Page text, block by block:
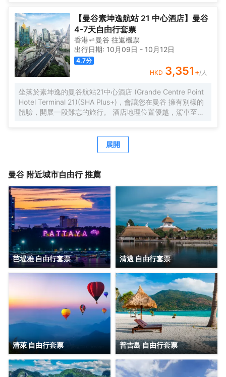
備好瓶裝水，以滿足您的飲水需求。倘若您在忙碌的一天後
想在自己的客房內放鬆，提供拖鞋和吹風機的客房浴室是不
錯的選擇。酒店設有咖啡廳，您可在這裏放鬆身心，享受貼
心的服務。旅客想要在自己的房間邊聽音樂邊享受美食，衹
需呼叫送餐服務。如果您覺得在入住飲食方面僅限於此，那
不妨去看看附近Nahm（東南亞菜）、Sorn（ศรณ์）（東南
亞菜）和Le Normandie by Alain Roux（西餐）絡繹不絕的
人流吧！黃咖喱藍螃蟹、布吉2度慢煮七彩龍蝦和香橙可麗餅
分別是每家為您精心推薦的美食。 酒店種類繁多的休閑設施
能為每一位下榻於此的您創造多元化的休閑空間，這其中包
括室外泳池和按摩室。酒店配備有會議廳，可供旅客使用。
【曼谷素坤逸航站 21 中心酒店】曼谷
4-7天自由行套票
香港 曼谷 往返機票
出行日期: 10月09日 - 10月12日
4.7分
HKD 3,351 +/人
坐落於素坤逸的曼谷航站21中心酒店 (Grande Centre Point
Hotel Terminal 21)(SHA Plus+)，會讓您在曼谷 擁有別樣的
體驗，開展一段難忘的旅行。 酒店地理位置優越，駕車至隆
Divana Spa距離酒店都不遠。酒店佔盡地理之宜，湯之森日
式温泉館、曼谷人造衝浪樂園和杰特寧醫院離此都很近。酒
展開
曼谷 附近城市自由行 推薦
芭堤雅 自由行套票 清邁 自由行套票
清萊 自由行套票 普吉島 自由行套票